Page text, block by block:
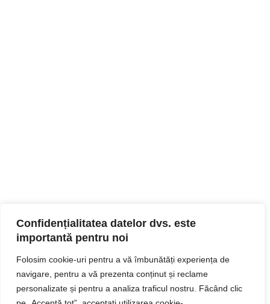
Confidențialitatea datelor dvs. este
importantă pentru noi
Folosim cookie-uri pentru a vă îmbunătăți experiența de
navigare, pentru a vă prezenta conținut și reclame
personalizate și pentru a analiza traficul nostru. Făcând clic